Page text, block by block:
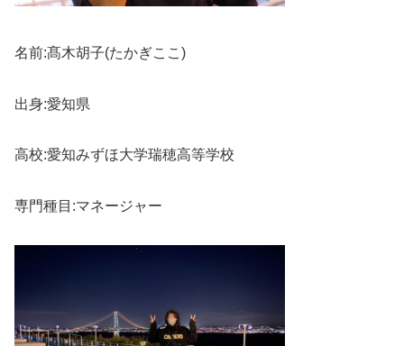
名前:髙木胡子(たかぎここ)
出身:愛知県
高校:愛知みずほ大学瑞穂高等学校
専門種目:マネージャー